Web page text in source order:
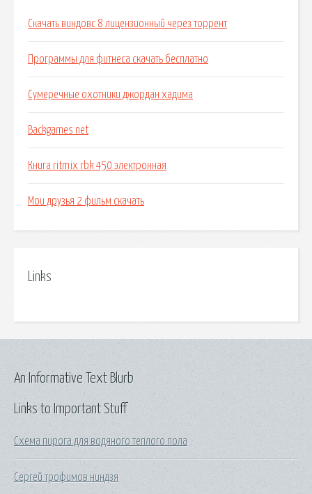
Скачать виндовс 8 лицензионный через торрент
Программы для фитнеса скачать бесплатно
Сумеречные охотники джордан хадима
Backgames net
Книга ritmix rbk 450 электронная
Мои друзья 2 фильм скачать
Links
Links to Important Stuff
Схема пирога для водяного теплого пола
Сергей трофимов ниндзя
An Informative Text Blurb